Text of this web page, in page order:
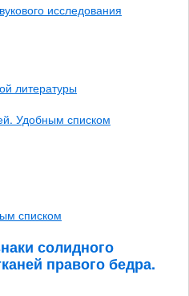
исследования
литературы
Удобным списком
списком
солидного
правого бедра.